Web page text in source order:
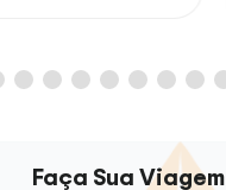
Faça Sua Viagem